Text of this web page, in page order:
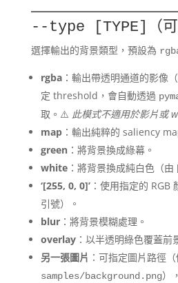
--type [TYPE] （
選擇輸出的背景類型，預設為
rgba：輸出帶透明通道的影像
定 threshold，會自動透過
取。⚠️ 此模式不適用於影片或
map：輸出純粹的 saliency
green：將背景換成綠幕。
white：將背景換成純白色（
‘[255, 0, 0]’：使用指定的 RGB
引號）。
blur：將背景模糊處理。
overlay：以半透明綠色覆蓋前
另一張圖片 ：可指定圖片路徑
samples/background.png）